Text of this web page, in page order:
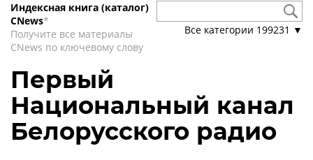
Индексная книга (каталог)
CNews*
Получите все материалы
CNews по ключевому слову
Все категории 199231 ▼
Первый
Национальный канал
Белорусского радио